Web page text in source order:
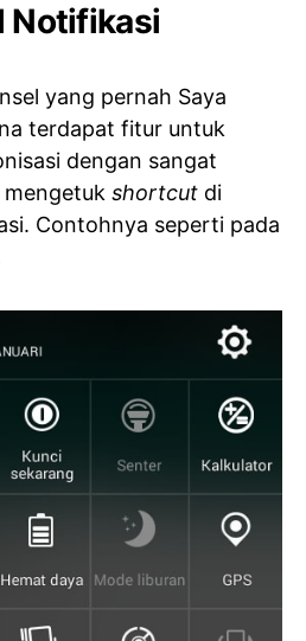
Notifikasi
yang pernah Saya
terdapat fitur untuk
dengan sangat
mengetuk shortcut di
Contohnya seperti pada